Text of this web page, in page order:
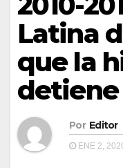
Latina
que la
detiene
Por Editor
ENE 2,